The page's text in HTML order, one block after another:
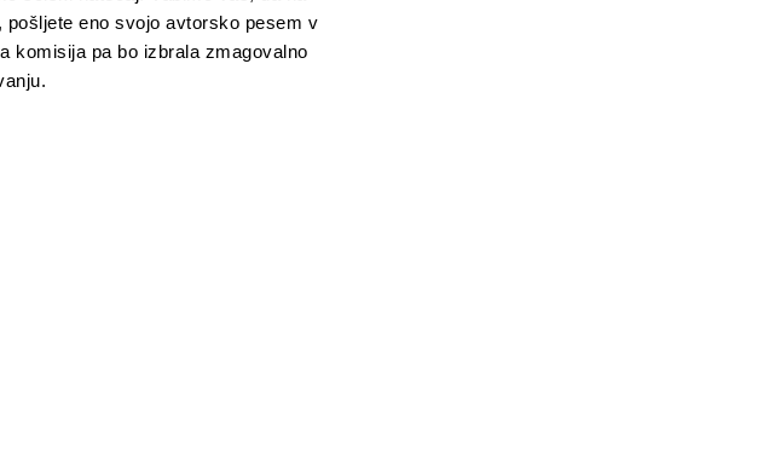
pošljete eno svojo avtorsko pesem v
komisija pa bo izbrala zmagovalno